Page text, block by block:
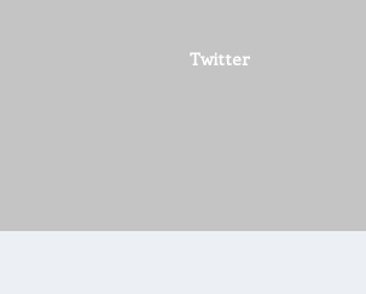
Twitter